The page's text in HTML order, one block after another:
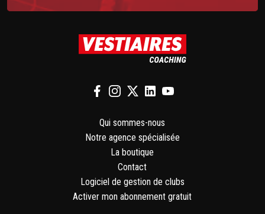
Qui sommes-nous
Notre agence spécialisée
La boutique
Contact
Logiciel de gestion de clubs
Activer mon abonnement gratuit